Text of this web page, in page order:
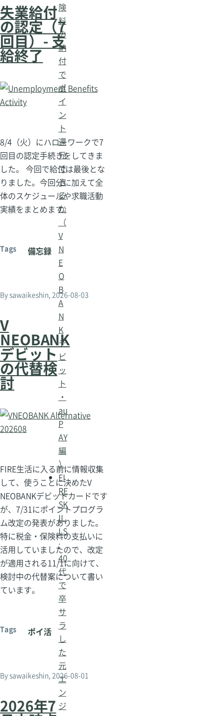
失業給付
の認定（7
回目）- 支
給終了
8/4（火）にハローワークで7
回目の認定手続きをしてきま
した。 今回で給付は最後とな
りました。今回分に加えて全
体のスケジュールや求職活動
実績をまとめます。
Tags 備忘録
By sawaikeshin , 2026-08-03
V
NEOBANK
デビット
の代替検
討
FIRE生活に入る前に情報収集
して、使うことに決めたV
NEOBANKデビットカードです
が、7/31にポイントプログラ
ム改定の発表がありました。
特に税金・保険料の支払いに
活用していましたので、改定
が適用される11/1に向けて、
検討中の代替案について書い
ています。
Tags ポイ活
Bysawaikeshin, 2026-08-01
2026年7
険
料
の
納
付
で
ポ
イ
ン
ト
還
元
で
き
る
か
（
V
N
E
O
B
A
N
K
デ
ビ
ッ
ト
・
au
P
AY
編
）
FI
RE
SK
IL
LS
:
40
代
で
卒
サ
ラ
し
た
元
エ
ン
ジ